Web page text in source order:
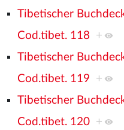
Tibetischer
Cod.tibet. 118
+
Tibetischer
Cod.tibet. 119
+
Tibetischer
Cod.tibet. 120 +